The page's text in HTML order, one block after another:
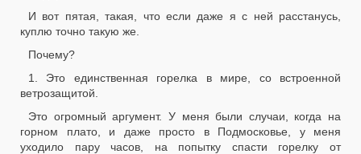
И вот пятая, такая, что если даже я с ней расстанусь,
куплю точно такую же.
Почему?
1. Это единственная горелка в мире, со встроенной
ветрозащитой.
Это огромный аргумент. У меня были случаи, когда на
горном плато, и даже просто в Подмосковье, у меня
уходило пару часов, на попытку спасти горелку от